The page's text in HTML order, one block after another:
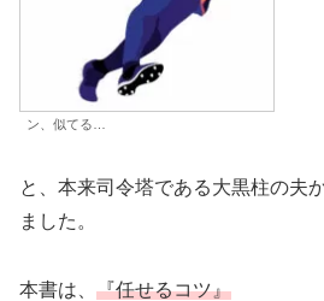
ン、似てる…
と、本来司令塔である大黒柱の夫
ました。
本書は、 『任せるコツ』